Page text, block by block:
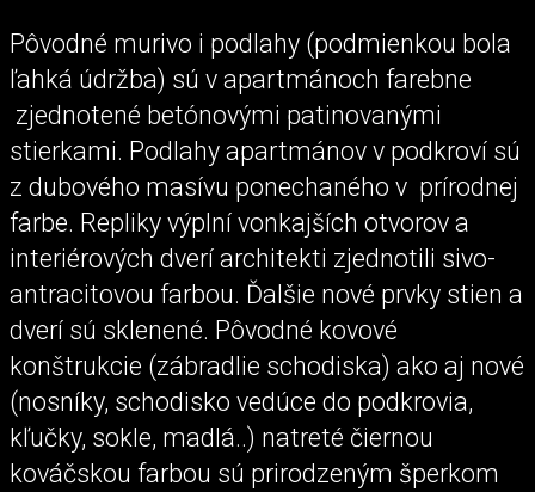
Pôvodné murivo i podlahy (podmienkou bola
ľahká údržba) sú v apartmánoch farebne
zjednotené betónovými patinovanými
stierkami. Podlahy apartmánov v podkroví sú
z dubového masívu ponechaného v prírodnej
farbe. Repliky výplní vonkajších otvorov a
interiérových dverí architekti zjednotili sivo-
antracitovou farbou. Ďalšie nové prvky stien a
dverí sú sklenené. Pôvodné kovové
konštrukcie (zábradlie schodiska) ako aj nové
(nosníky, schodisko vedúce do podkrovia,
kľučky, sokle, madlá..) natreté čiernou
kováčskou farbou sú prirodzeným šperkom